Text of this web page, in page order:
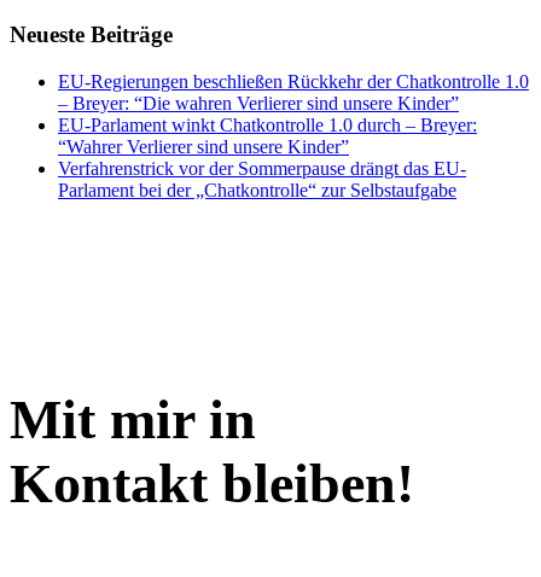
Neueste Beiträge
EU-Regierungen beschließen Rückkehr der Chatkontrolle 1.0
– Breyer: “Die wahren Verlierer sind unsere Kinder”
EU-Parlament winkt Chatkontrolle 1.0 durch – Breyer:
“Wahrer Verlierer sind unsere Kinder”
Verfahrenstrick vor der Sommerpause drängt das EU-
Parlament bei der „Chatkontrolle“ zur Selbstaufgabe
Mit mir in
Kontakt bleiben!